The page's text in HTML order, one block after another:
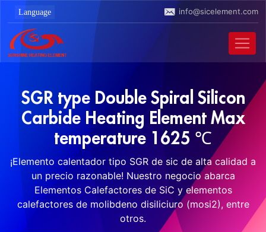
info@sicelement.com
SGR type Double Spiral Silicon
Carbide Heating Element Max
temperature 1625 ℃
¡Elemento calentador tipo SGR de sic de alta calidad a
un precio razonable! Nuestro negocio abarca
Elementos Calefactores de SiC y elementos
calefactores de molibdeno disiliciuro (mosi2), entre
otros.